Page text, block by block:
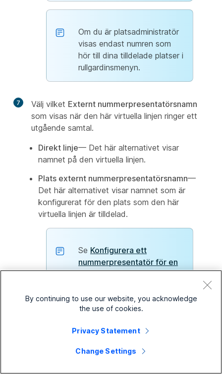
Om du är platsadministratör
visas endast numren som
hör till dina tilldelade platser i
rullgardinsmenyn.
7 Välj vilket Externt nummerpresentatörsnamn
som visas när den här virtuella linjen ringer ett
utgående samtal.
Direkt linje— Det här alternativet visar
namnet på den virtuella linjen.
Plats externt nummerpresentatörsnamn—
Det här alternativet visar namnet som är
konfigurerat för den plats som den här
virtuella linjen är tilldelad.
Se Konfigurera ett
nummerpresentatör för en
platsför steg om hur du
nummerpresentatör.
Annat externt nummerpresentatörsnamn
Det här alternativet visar namnet som anges
i det här fältet.
By continuing to use our website, you acknowledge
the use of cookies.
Privacy Statement
Change Settings